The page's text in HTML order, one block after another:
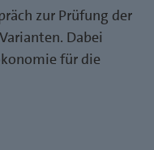
zur Prüfung der
Dabei
für die